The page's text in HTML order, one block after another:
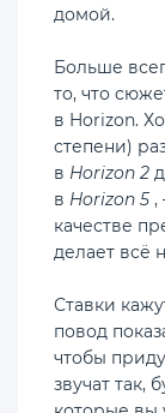
домой.
Больше
то, что
в Horizon.
степени)
в Horizon 2
в Horizon 5 ,
качестве
делает всё
Ставки
повод
чтобы
звучат так,